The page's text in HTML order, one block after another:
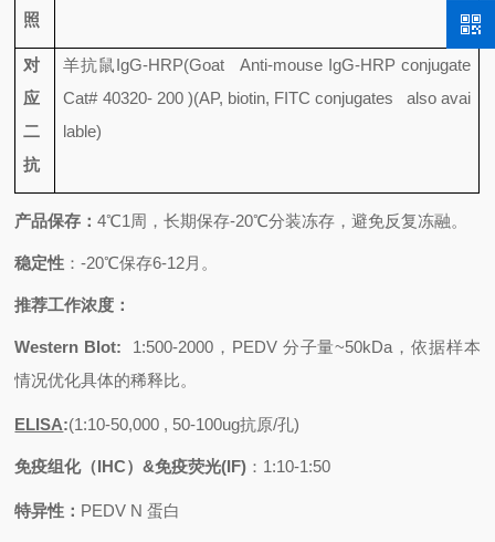
照
对
应
二
抗
羊抗鼠IgG-HRP(Goat Anti-mouse IgG-HRP conjugate
Cat# 40320- 200 )(AP, biotin, FITC conjugates also avai
lable)
产品保存：4℃1 周，长期保存-20℃分装冻存，避免反复冻融。
稳定性 ：-20℃保存6-12月。
推荐工作浓度：
Western Blot: 1:500-2000 ， PEDV 分子量~50kDa ，依据样本
情况优化具体的稀释比。
ELISA:(1:10-50,000 , 50-100ug抗原/孔)
免疫组化（IHC）&免疫荧光(IF) ： 1:10-1:50
特异性： PEDV N蛋白